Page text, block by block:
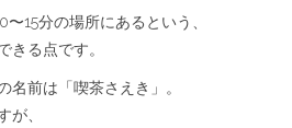
15分の場所にあるという、
きる点です。
名前は「喫茶さえき」。
が、